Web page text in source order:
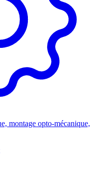
montage opto-mécanique,